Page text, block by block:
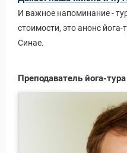
И важное напоминание -
стоимости, это анонс
Синае.
Преподаватель йога-